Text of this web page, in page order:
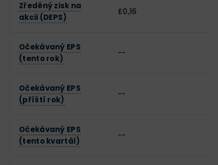
Zředěný zisk na
akcii (DEPS)
£0,16
Očekávaný EPS
(tento rok)
--
Očekávaný EPS
(příští rok)
--
Očekávaný EPS
(tento kvartál)
--